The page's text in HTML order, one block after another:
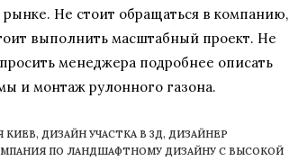
Не стоит обращаться в компанию,
выполнить масштабный проект. Не
менеджера подробнее описать
и монтаж рулонного газона.
КИЕВ, ДИЗАЙН УЧАСТКА В 3Д, ДИЗАЙНЕР
ПО ЛАНДШАФТНОМУ ДИЗАЙНУ С ВЫСОКОЙ